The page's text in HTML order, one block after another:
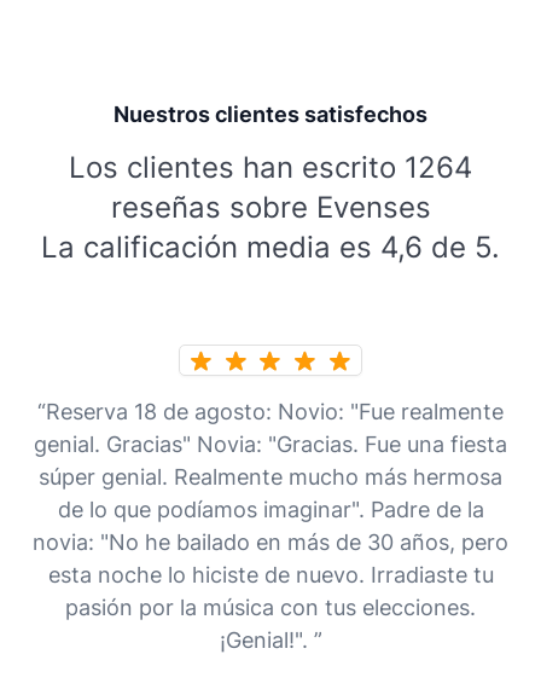
Nuestros clientes satisfechos
Los clientes han escrito 1264
reseñas sobre Evenses
La calificación media es 4,6 de 5.
“Reserva 18 de agosto: Novio: "Fue realmente
genial. Gracias" Novia: "Gracias. Fue una fiesta
súper genial. Realmente mucho más hermosa
de lo que podíamos imaginar". Padre de la
novia: "No he bailado en más de 30 años, pero
esta noche lo hiciste de nuevo. Irradiaste tu
pasión por la música con tus elecciones.
¡Genial!". ”